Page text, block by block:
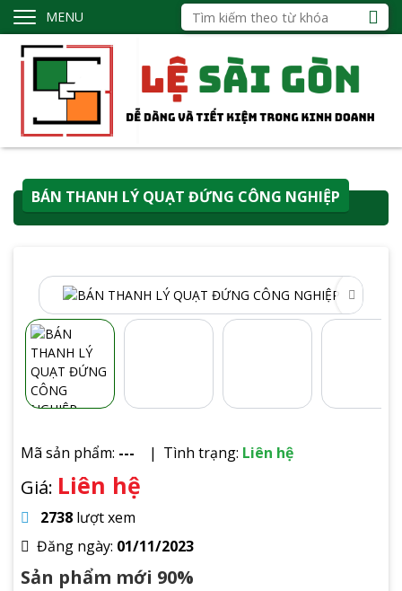
MENU
BÁN THANH LÝ QUẠT ĐỨNG CÔNG NGHIỆP
Mã sản phẩm: --- Tình trạng: Liên hệ
Giá: Liên hệ
2738 lượt xem
Đăng ngày: 01/11/2023
Sản phẩm mới 90%